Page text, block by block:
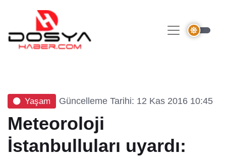
Yaşam Güncelleme Tarihi: 12 Kas 2016 10:45
Meteoroloji
İstanbulluları uyardı: